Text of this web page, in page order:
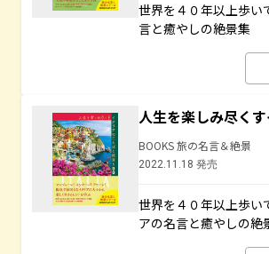
世界を４０年以上歩い
言と癒やしの絶景集
人生を楽しみ尽く
BOOKS 旅の名言＆絶景
2022.11.18 発売
世界を４０年以上歩い
アの名言と癒やしの絶